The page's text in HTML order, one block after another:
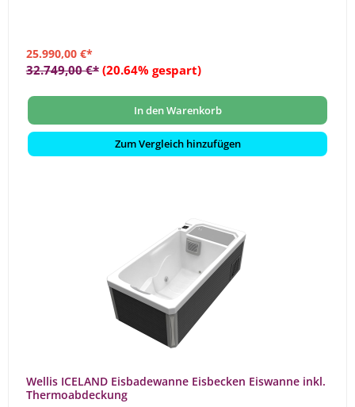
25.990,00 €*
32.749,00 €* (20.64% gespart)
In den Warenkorb
Zum Vergleich hinzufügen
Wellis ICELAND Eisbadewanne Eisbecken Eiswanne inkl.
Thermoabdeckung